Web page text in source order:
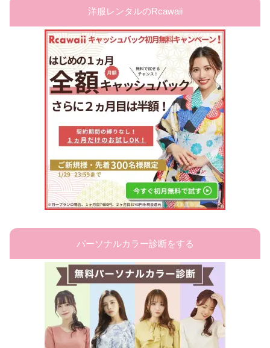
洋服レンタルのRcawaii
パーソナルカラー診断をする